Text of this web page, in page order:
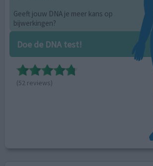
Geeft jouw DNA je meer kans op
bijwerkingen?
Doe de DNA test!
(52 reviews)